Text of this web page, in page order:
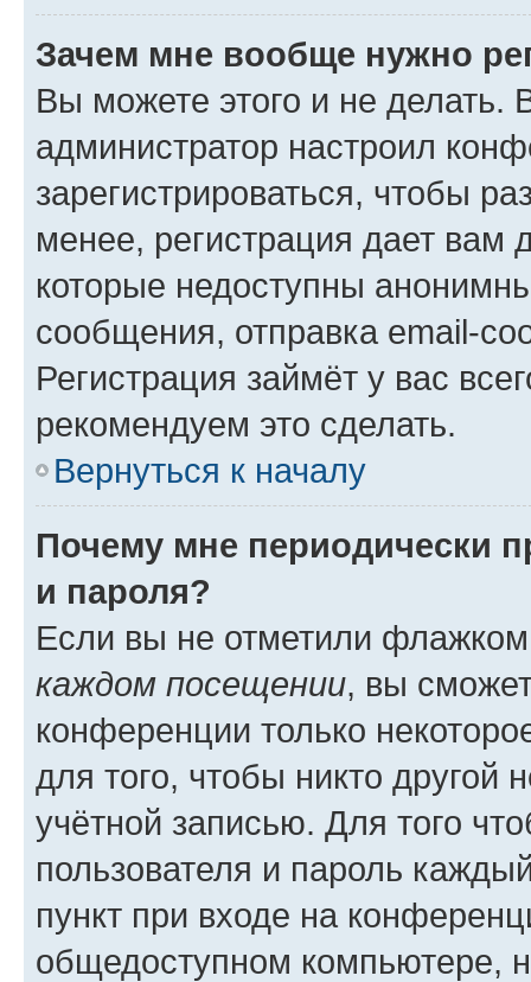
Зачем мне вообще нужно
Вы можете этого и не делать.
администратор настроил
зарегистрироваться, чтобы
менее, регистрация дает вам
которые недоступны
сообщения, отправка email-
Регистрация займёт у вас
рекомендуем это сделать.
Вернуться к началу
Почему мне периодически
и пароля?
Если вы не отметили
каждом посещении, вы
конференции только
для того, чтобы никто другой
учётной записью. Для того
пользователя и пароль
пункт при входе на
общедоступном компьютере,